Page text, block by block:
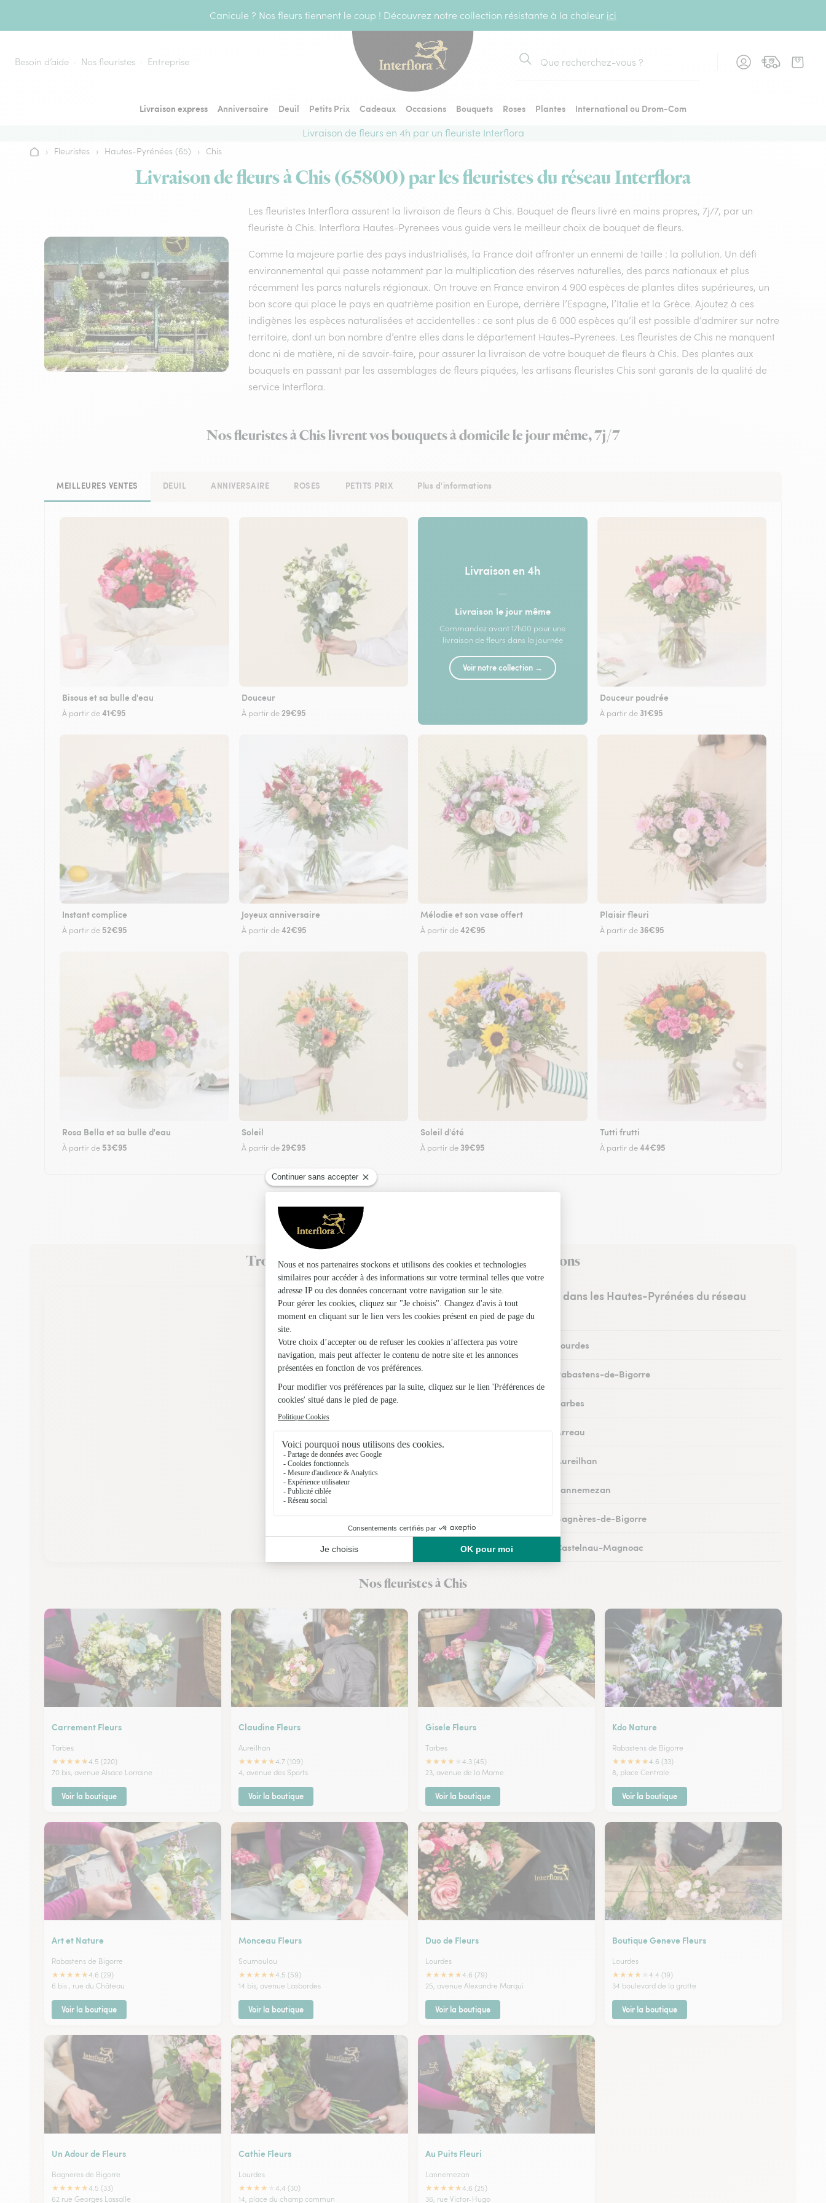
Canicule ? Nos fleurs tiennent le coup ! Découvrez notre collection résistante à la chaleur ici
Besoin d’aide Nos fleuristes Entreprise
Rechercher
Livraison express Anniversaire Deuil Petits Prix Cadeaux Occasions Bouquets Roses Plantes
International ou Drom-Com
Livraison de fleurs en 4h par un fleuriste Interflora
Accueil
› Fleuristes › Hautes-Pyrénées (65) › Chis
Livraison de fleurs à Chis (65800) par les fleuristes du réseau Interflora
Les fleuristes Interflora assurent la livraison de fleurs à Chis. Bouquet de fleurs livré en mains propres, 7j/7, par un
fleuriste à Chis. Interflora Hautes-Pyrenees vous guide vers le meilleur choix de bouquet de fleurs.
Comme la majeure partie des pays industrialisés, la France doit affronter un ennemi de taille : la pollution. Un défi
environnemental qui passe notamment par la multiplication des réserves naturelles, des parcs nationaux et plus
récemment les parcs naturels régionaux. On trouve en France environ 4 900 espèces de plantes dites supérieures, un
bon score qui place le pays en quatrième position en Europe, derrière l’Espagne, l’Italie et la Grèce. Ajoutez à ces
indigènes les espèces naturalisées et accidentelles : ce sont plus de 6 000 espèces qu’il est possible d’admirer sur notre
territoire, dont un bon nombre d’entre elles dans le département Hautes-Pyrenees. Les fleuristes de Chis ne manquent
donc ni de matière, ni de savoir-faire, pour assurer la livraison de votre bouquet de fleurs à Chis. Des plantes aux
bouquets en passant par les assemblages de fleurs piquées, les artisans fleuristes Chis sont garants de la qualité de
service Interflora.
Nos fleuristes à Chis livrent vos bouquets à domicile le jour même, 7j/7
MEILLEURES VENTES DEUIL ANNIVERSAIRE ROSES PETITS PRIX Plus d'informations
Bisous et sa bulle d'eau
À partir de41€95
Douceur
À partir de 29€95
Livraison en 4h
—
Livraison le jour même
Commandez avant 17h00 pour une
livraison de fleurs dans la journée
Voir notre collection →
Douceur poudrée
À partir de 31€95
Instant complice
À partir de 52€95
Joyeux anniversaire
À partir de42€95
Mélodie et son vase offert
À partir de42€95
Plaisir fleuri
À partir de 36€95
Rosa Bella et sa bulle d'eau
À partir de 53€95
Soleil
À partir de 29€95
Soleil d'été
À partir de 39€95
Tutti frutti
À partir de44€95
Trouvez un fleuriste Interflora à Chis et dans ses environs
Les fleuristes dans les Hautes-Pyrénées du réseau
Interflora
Fleuristes à Lourdes
Fleuristes à Rabastens-de-Bigorre
Fleuristes à Tarbes
Fleuristes à Arreau
Fleuristes à Aureilhan
Fleuristes à Lannemezan
Fleuristes à Bagnères-de-Bigorre
Fleuristes à Castelnau-Magnoac
Nos fleuristes à Chis
Carrement Fleurs
Tarbes
★★★★★4.5 (220)
70 bis, avenue Alsace Lorraine
Voir la boutique
Claudine Fleurs
Aureilhan
★★★★★4.7 (109)
4, avenue des Sports
Voir la boutique
Gisele Fleurs
Tarbes
★★★★
4.3 (45)
23, avenue de la Marne
Voir la boutique
Kdo Nature
Rabastens de Bigorre
★★★★★4.6 (33)
8, place Centrale
Voir la boutique
Art et Nature
Rabastens de Bigorre
★★★★★4.6 (29)
6 bis , rue du Château
Voir la boutique
Monceau Fleurs
Soumoulou
★★★★★4.5 (59)
14 bis, avenue Lasbordes
Voir la boutique
Duo de Fleurs
Lourdes
★★★★★4.6 (79)
25, avenue Alexandre Marqui
Voir la boutique
Boutique Geneve Fleurs
Lourdes
★★★★
4.4 (19)
34 boulevard de la grotte
Voir la boutique
Un Adour de Fleurs
Bagneres de Bigorre
★★★★★4.5 (33)
62 rue Georges Lassalle
Cathie Fleurs
Lourdes
★★★★
4.4 (30)
14, place du champ commun
Au Puits Fleuri
Lannemezan
★★★★★4.6 (25)
36, rue Victor-Hugo